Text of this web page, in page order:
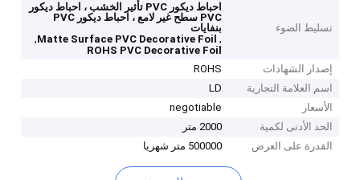
تسليط الضوء
احباط ديكور PVC تأثير الخشب ، احباط ديكور
PVC سطح غير لامع ، احباط ديكور PVC
بنفايات
,
Matte Surface PVC Decorative Foil
,
ROHS PVC Decorative Foil
إصدار الشهادات
ROHS
اسم العلامة التجارية
LD
الأسعار
negotiable
الحد الأدنى لكمية
2000 متر
القدرة على العرض
500000 متر شهريا